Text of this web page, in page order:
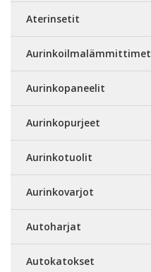
Aterinsetit
Aurinkoilmalämmittimet
Aurinkopaneelit
Aurinkopurjeet
Aurinkotuolit
Aurinkovarjot
Autoharjat
Autokatokset